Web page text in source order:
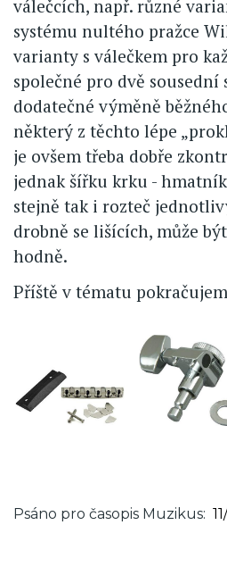
válečcích, např. různé
systému nultého pražce
varianty s válečkem pro
společné pro dvě sousední
dodatečné výměně
některý z těchto lépe
je ovšem třeba dobře
jednak šířku krku -
stejně tak i rozteč
drobně se lišících, může
hodně.
Příště v tématu
Psáno pro časopis Muzikus